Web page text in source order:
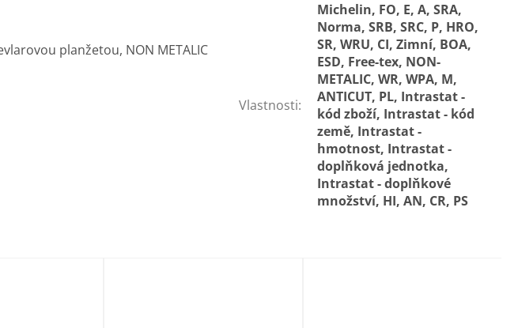
planžetou, NON METALIC
Vlastnosti:
Michelin, FO, E, A, SRA,
Norma, SRB, SRC, P, HRO,
SR, WRU, CI, Zimní, BOA,
ESD, Free-tex, NON-
METALIC, WR, WPA, M,
ANTICUT, PL, Intrastat -
kód zboží, Intrastat - kód
země, Intrastat -
hmotnost, Intrastat -
doplňková jednotka,
Intrastat - doplňkové
množství, HI, AN, CR, PS